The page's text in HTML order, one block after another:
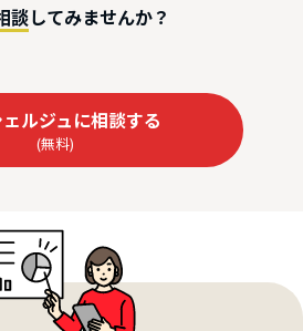
談してみませんか？
ルジュに相談する
(無料)